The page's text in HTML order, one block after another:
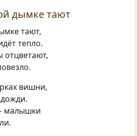
дымке тают
тают,
тепло.
вишни,
малышки